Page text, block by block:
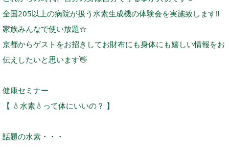
全国205以上の病院が扱う水素生成機の体験会を実施致します‼️
家族みんなで使い放題☆
京都からゲストをお招きしてお財布にも身体にも嬉しい情報をお
伝えしたいと思います👋
健康セミナー
【 💧 水素💧 って体にいいの？ 】
話題の水素・・・